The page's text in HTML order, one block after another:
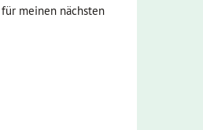
meinen nächsten